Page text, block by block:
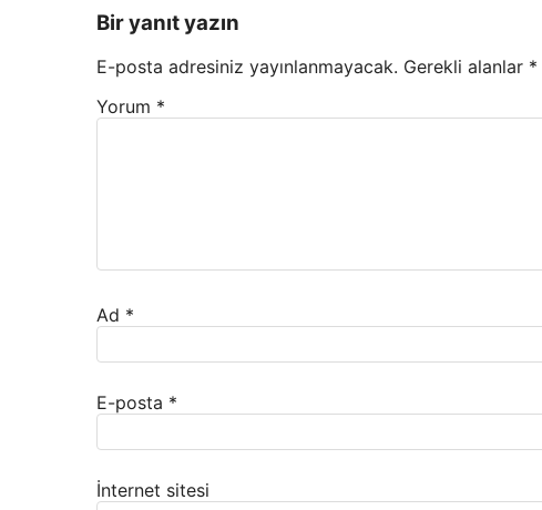
Bir yanıt yazın
E-posta adresiniz yayınlanmayacak. Gerekli alanlar *
Yorum *
Ad *
E-posta *
İnternet sitesi